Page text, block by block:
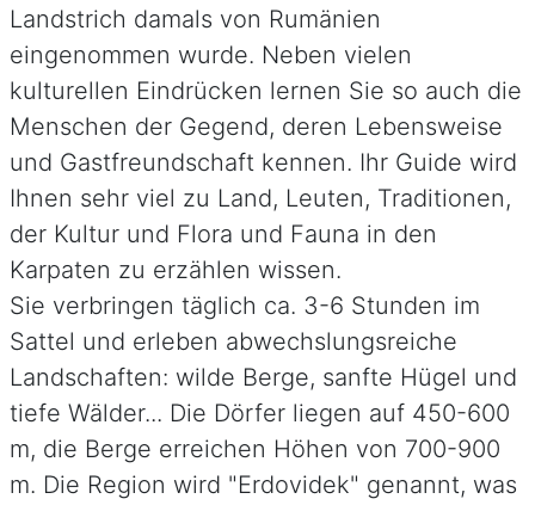
Landstrich damals von Rumänien
eingenommen wurde. Neben vielen
kulturellen Eindrücken lernen Sie so auch die
Menschen der Gegend, deren Lebensweise
und Gastfreundschaft kennen. Ihr Guide wird
Ihnen sehr viel zu Land, Leuten, Traditionen,
der Kultur und Flora und Fauna in den
Karpaten zu erzählen wissen.
Sie verbringen täglich ca. 3-6 Stunden im
Sattel und erleben abwechslungsreiche
Landschaften: wilde Berge, sanfte Hügel und
tiefe Wälder... Die Dörfer liegen auf 450-600
m, die Berge erreichen Höhen von 700-900
m. Die Region wird "Erdovidek" genannt, was